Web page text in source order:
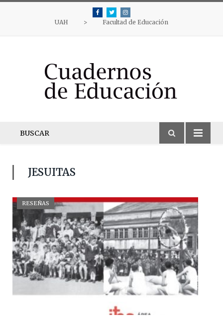
FacebookTwitterInstagram
UAH > Facultad de Educación
BUSCAR
JESUITAS
RESEÑAS